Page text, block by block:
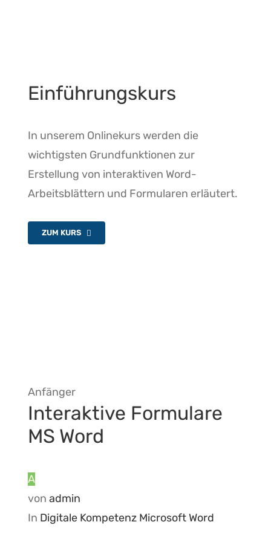
Einführungskurs
In unserem Onlinekurs werden die
wichtigsten Grundfunktionen zur
Erstellung von interaktiven Word-
Arbeitsblättern und Formularen erläutert.
ZUM KURS
Anfänger
Interaktive Formulare
MS Word
A
von admin
In Digitale Kompetenz Microsoft Word